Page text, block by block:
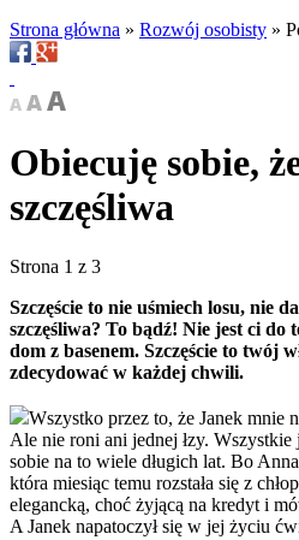
Strona główna » Rozwój osobisty »
Obiecuję sobie,
szczęśliwa
Strona 1 z 3
Szczęście to nie uśmiech losu, nie
szczęśliwa? To bądź! Nie jest ci do
dom z basenem. Szczęście to twój
zdecydować w każdej chwili.
Wszystko przez to, że Janek mnie
Ale nie roni ani jednej łzy. Wszystkie
sobie na to wiele długich lat. Bo
która miesiąc temu rozstała się z
elegancką, choć żyjącą na kredyt i
A Janek napatoczył się w jej życiu